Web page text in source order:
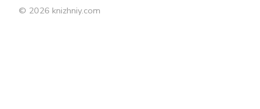
© 2026 knizhniy.com